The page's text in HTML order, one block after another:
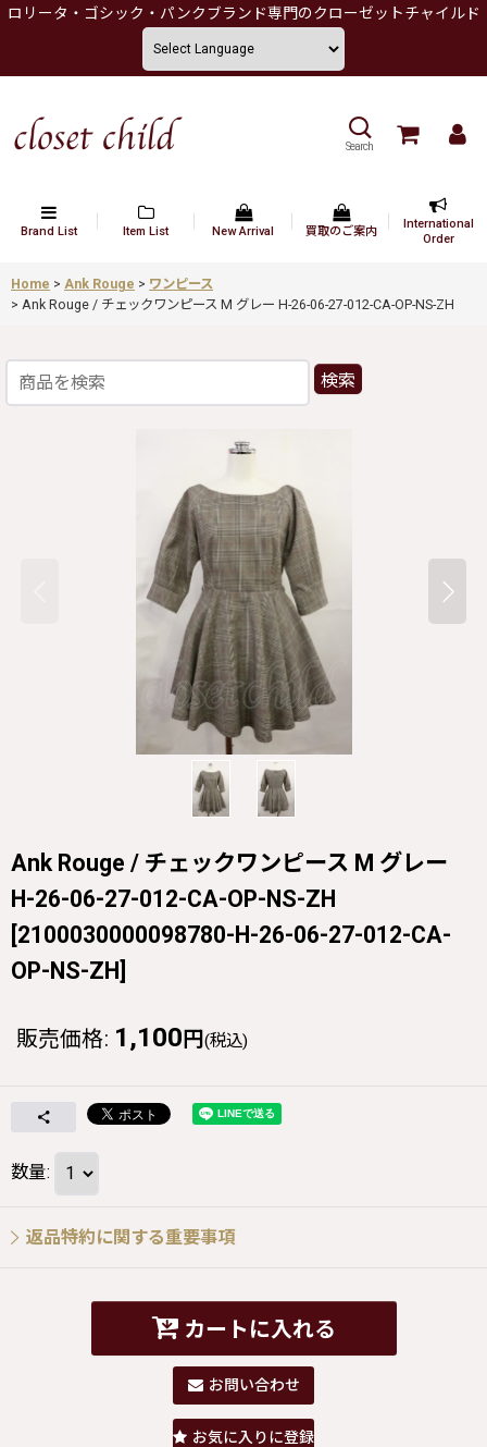
ロリータ・ゴシック・パンクブランド専門のクローゼットチャイルド
Search
Brand List Item List New Arrival 買取のご案内
International
Order
Home > Ank Rouge > ワンピース
> Ank Rouge / チェックワンピース M グレー H-26-06-27-012-CA-OP-NS-ZH
検索
Ank Rouge / チェックワンピース M グレー
H-26-06-27-012-CA-OP-NS-ZH
[2100030000098780-H-26-06-27-012-CA-
OP-NS-ZH]
販売価格: 1,100 円 (税込)
数量:
返品特約に関する重要事項
カートに入れる
お問い合わせ
お気に入りに登録